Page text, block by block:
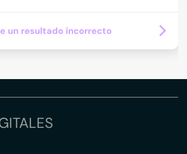
un resultado incorrecto